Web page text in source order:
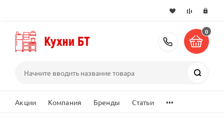
+7 (495)
0
Акции Компания Бренды Статьи ...